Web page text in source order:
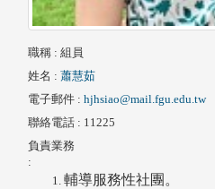
職稱 : 組員
姓名 : 蕭慧茹
電子郵件 : hjhsiao@mail.fgu.edu.tw
聯絡電話 : 11225
負責業務
:
輔導服務性社團。